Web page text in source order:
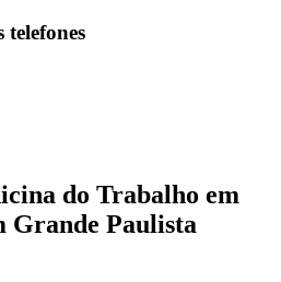
telefones
do Trabalho em
Grande Paulista